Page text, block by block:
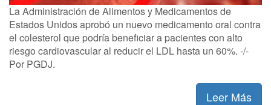
La Administración de Alimentos y Medicamentos de
Estados Unidos aprobó un nuevo medicamento oral contra
el colesterol que podría beneficiar a pacientes con alto
riesgo cardiovascular al reducir el LDL hasta un 60%. -/-
Por PGDJ.
Leer Más